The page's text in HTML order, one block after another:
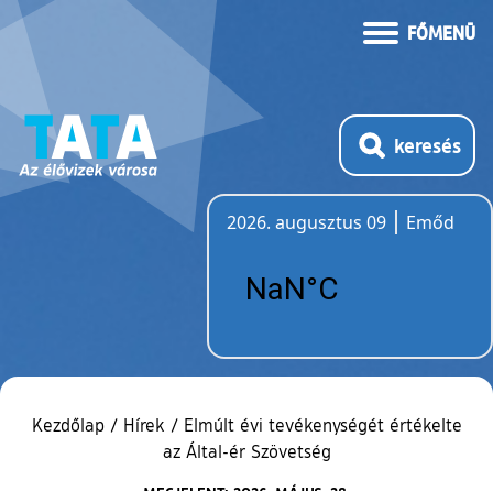
FŐMENÜ
keresés
2026. augusztus 09
Emőd
Kezdőlap / Hírek / Elmúlt évi tevékenységét értékelte
az Által-ér Szövetség